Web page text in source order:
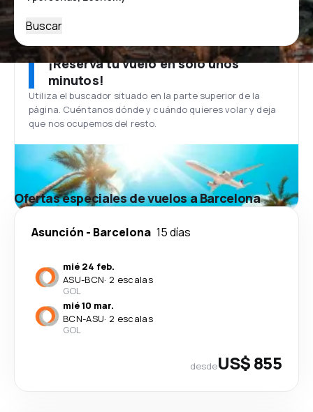
Buscar
¡Reserva tu vuelo en solo unos
minutos!
Utiliza el buscador situado en la parte superior de la
página. Cuéntanos dónde y cuándo quieres volar y deja
que nos ocupemos del resto.
Ofertas especiales de vuelos a Barcelona
Asunción - Barcelona 15 días
mié 24 feb.
ASU-BCN· 2 escalas
GOL
mié 10 mar.
BCN-ASU· 2 escalas
GOL
desdeUS$ 855